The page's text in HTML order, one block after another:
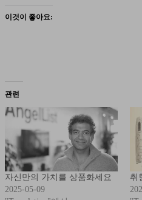
이것이 좋아요:
관련
자신만의 가치를 상품화세요
2025-05-09
취